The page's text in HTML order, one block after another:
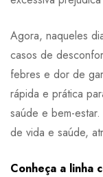
Agora, naqueles
casos de
febres e dor de
rápida e prática
saúde e bem-
de vida e saúde,
Conheça a linha